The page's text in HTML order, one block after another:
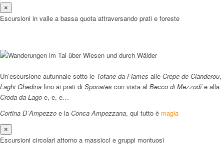
×
Escursioni in valle a bassa quota attraversando prati e foreste
Un’escursione autunnale sotto le Tofane da Fiames alle Crepe de Cianderou,
Laghi Ghedina fino ai prati di Sponates con vista al Becco di Mezzodíe alla
Croda da Lago e, e, e…
Cortina D´Ampezzo e la Conca Ampezzana, qui tutto è magia
×
Escursioni circolari attorno a massicci e gruppi montuosi